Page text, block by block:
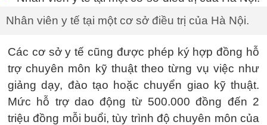
Nhân viên y tế tại một cơ sở điều trị của Hà Nội.
Các cơ sở y tế cũng được phép ký hợp đồng hỗ
trợ chuyên môn kỹ thuật theo từng vụ việc như
giảng dạy, đào tạo hoặc chuyển giao kỹ thuật.
Mức hỗ trợ dao động từ 500.000 đồng đến 2
triệu đồng mỗi buổi, tùy trình độ chuyên môn của